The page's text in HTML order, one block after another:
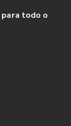
para todo o